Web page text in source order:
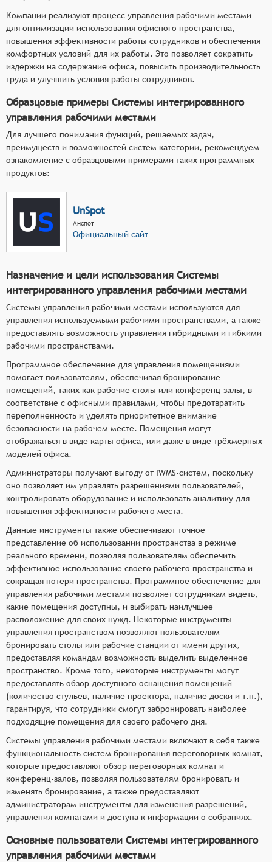
Компании реализуют процесс управления рабочими местами
для оптимизации использования офисного пространства,
повышения эффективности работы сотрудников и обеспечения
комфортных условий для их работы. Это позволяет сократить
издержки на содержание офиса, повысить производительность
труда и улучшить условия работы сотрудников.
Образцовые примеры Системы интегрированного
управления рабочими местами
Для лучшего понимания функций, решаемых задач,
преимуществ и возможностей систем категории, рекомендуем
ознакомление с образцовыми примерами таких программных
продуктов:
UnSpot
Анспот
Официальный сайт
Назначение и цели использования Системы
интегрированного управления рабочими местами
Системы управления рабочими местами используются для
управления используемыми рабочими пространствами, а также
предоставлять возможность управления гибридными и гибкими
рабочими пространствами.
Программное обеспечение для управления помещениями
помогает пользователям, обеспечивая бронирование
помещений, таких как рабочие столы или конференц-залы, в
соответствие с офисными правилами, чтобы предотвратить
переполненность и уделять приоритетное внимание
безопасности на рабочем месте. Помещения могут
отображаться в виде карты офиса, или даже в виде трёхмерных
моделей офиса.
Администраторы получают выгоду от IWMS-систем, поскольку
оно позволяет им управлять разрешениями пользователей,
контролировать оборудование и использовать аналитику для
повышения эффективности рабочего места.
Данные инструменты также обеспечивают точное
представление об использовании пространства в режиме
реального времени, позволяя пользователям обеспечить
эффективное использование своего рабочего пространства и
сокращая потери пространства. Программное обеспечение для
управления рабочими местами позволяет сотрудникам видеть,
какие помещения доступны, и выбирать наилучшее
расположение для своих нужд. Некоторые инструменты
управления пространством позволяют пользователям
бронировать столы или рабочие станции от имени других,
предоставляя командам возможность выделить выделенное
пространство. Кроме того, некоторые инструменты могут
предоставлять обзор доступного оснащения помещений
(количество стульев, наличие проектора, наличие доски и т.п.),
гарантируя, что сотрудники смогут забронировать наиболее
подходящие помещения для своего рабочего дня.
Системы управления рабочими местами включают в себя также
функциональность систем бронирования переговорных комнат,
которые предоставляют обзор переговорных комнат и
конференц-залов, позволяя пользователям бронировать и
изменять бронирование, а также предоставляют
администраторам инструменты для изменения разрешений,
управления комнатами и доступа к информации о собраниях.
Основные пользователи Системы интегрированного
управления рабочими местами